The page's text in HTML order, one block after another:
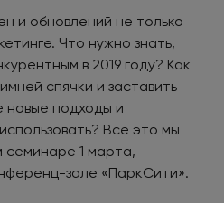
и обновлений не только
Что нужно знать,
в 2019 году? Как
спячки и заставить
новые подходы и
Все это мы
1 марта,
зале «ПаркСити».